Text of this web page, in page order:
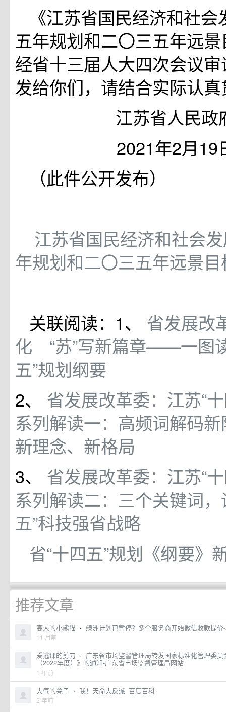
《江苏省国民经济和社
五年规划和二〇三五年远
经省十三届人大四次会议
发给你们，请结合实际认
江苏省人民政
2021年2月19
（此件公开发布）
江苏省国民经济和社会
年规划和二〇三五年远景
关联阅读：1、 省发展改
化 “苏”写新篇章——一图
五”规划纲要
2、 省发展改革委：江苏“
系列解读一：高频词解码新
新理念、新格局
3、 省发展改革委：江苏“
系列解读二：三个关键词，
五”科技强省战略
省“十四五”规划《纲要》
推荐文章
高大的小熊猫 · 绿洲计划已暂停？多个服务商开始微信收款提价
11 月前
爱逃课的剪刀 · 广东省市场监督管理局转发国家标准化管理委
（2022年度）》的通知-广东省市场监督管理局网站
1 年前
大气的凳子 · 我！天命大反派_百度百科
2 年前